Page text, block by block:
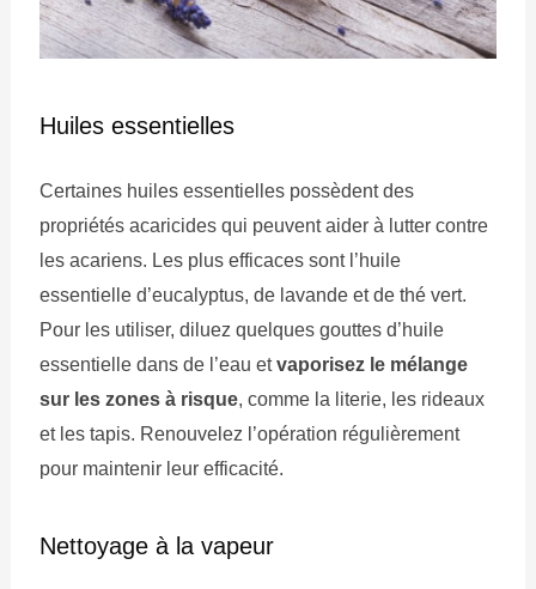
Huiles essentielles
Certaines huiles essentielles possèdent des
propriétés acaricides qui peuvent aider à lutter contre
les acariens. Les plus efficaces sont l’huile
essentielle d’eucalyptus, de lavande et de thé vert.
Pour les utiliser, diluez quelques gouttes d’huile
essentielle dans de l’eau etvaporisez le mélange
sur les zones à risque, comme la literie, les rideaux
et les tapis. Renouvelez l’opération régulièrement
pour maintenir leur efficacité.
Nettoyage à la vapeur